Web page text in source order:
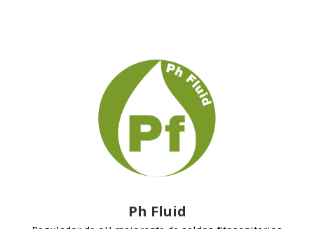
Ph Fluid